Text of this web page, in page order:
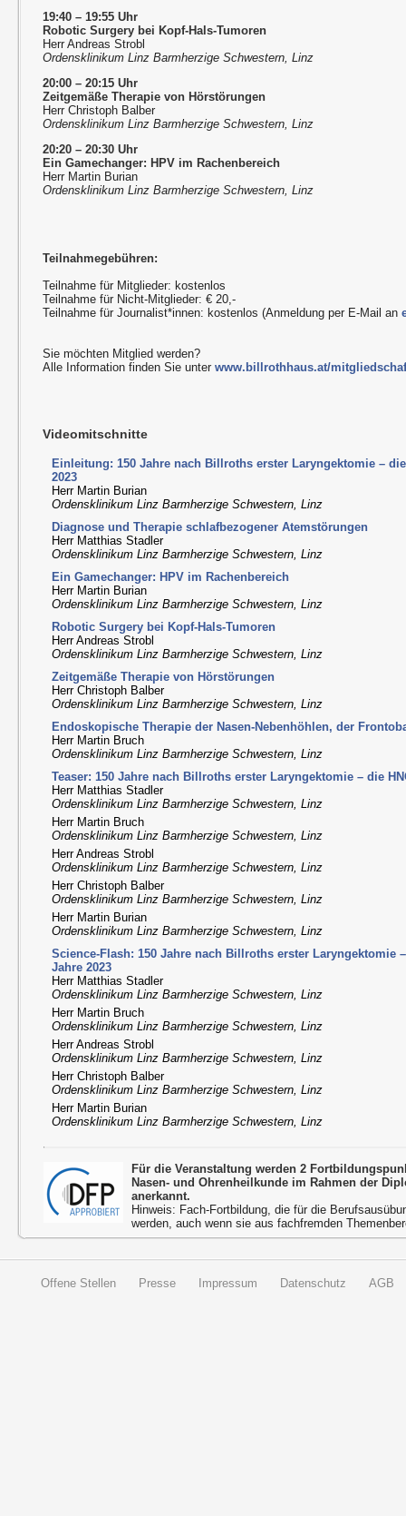
19:40 – 19:55 Uhr
Robotic Surgery bei Kopf-Hals-Tumoren
Herr Andreas Strobl
Ordensklinikum Linz Barmherzige Schwestern, Linz
20:00 – 20:15 Uhr
Zeitgemäße Therapie von Hörstörungen
Herr Christoph Balber
Ordensklinikum Linz Barmherzige Schwestern, Linz
20:20 – 20:30 Uhr
Ein Gamechanger: HPV im Rachenbereich
Herr Martin Burian
Ordensklinikum Linz Barmherzige Schwestern, Linz
Teilnahmegebühren:
Teilnahme für Mitglieder: kostenlos
Teilnahme für Nicht-Mitglieder: € 20,-
Teilnahme für Journalist*innen: kostenlos (Anmeldung per E-Mail an
Sie möchten Mitglied werden?
Alle Information finden Sie unterwww.billrothhaus.at/
Videomitschnitte
Einleitung: 150 Jahre nach Billroths erster Laryngektomie –
2023
Herr Martin Burian
Ordensklinikum Linz Barmherzige Schwestern, Linz
Diagnose und Therapie schlafbezogener Atemstörungen
Herr Matthias Stadler
Ordensklinikum Linz Barmherzige Schwestern, Linz
Ein Gamechanger: HPV im Rachenbereich
Herr Martin Burian
Ordensklinikum Linz Barmherzige Schwestern, Linz
Robotic Surgery bei Kopf-Hals-Tumoren
Herr Andreas Strobl
Ordensklinikum Linz Barmherzige Schwestern, Linz
Zeitgemäße Therapie von Hörstörungen
Herr Christoph Balber
Ordensklinikum Linz Barmherzige Schwestern, Linz
Endoskopische Therapie der Nasen-Nebenhöhlen, der
Herr Martin Bruch
Ordensklinikum Linz Barmherzige Schwestern, Linz
Teaser: 150 Jahre nach Billroths erster Laryngektomie – die
Herr Matthias Stadler
Ordensklinikum Linz Barmherzige Schwestern, Linz
Herr Martin Bruch
Ordensklinikum Linz Barmherzige Schwestern, Linz
Herr Andreas Strobl
Ordensklinikum Linz Barmherzige Schwestern, Linz
Herr Christoph Balber
Ordensklinikum Linz Barmherzige Schwestern, Linz
Herr Martin Burian
Ordensklinikum Linz Barmherzige Schwestern, Linz
Science-Flash: 150 Jahre nach Billroths erster Laryngektomie
Jahre 2023
Herr Matthias Stadler
Ordensklinikum Linz Barmherzige Schwestern, Linz
Herr Martin Bruch
Ordensklinikum Linz Barmherzige Schwestern, Linz
Herr Andreas Strobl
Ordensklinikum Linz Barmherzige Schwestern, Linz
Herr Christoph Balber
Ordensklinikum Linz Barmherzige Schwestern, Linz
Herr Martin Burian
Ordensklinikum Linz Barmherzige Schwestern, Linz
Für die Veranstaltung werden 2
Nasen- und Ohrenheilkunde im Rahmen der
anerkannt.
Hinweis: Fach-Fortbildung, die für die
werden, auch wenn sie aus fachfremden
Offene Stellen Presse Impressum Datenschutz AGB